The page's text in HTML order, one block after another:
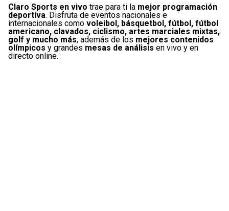
Selección Mexicana
Claro Sports en vivo trae para ti la mejor programación
deportiva. Disfruta de eventos nacionales e
internacionales como voleibol, básquetbol, fútbol, fútbol
americano, clavados, ciclismo, artes marciales mixtas,
golf y mucho más; además de los mejores contenidos
olímpicos y grandes mesas de análisis en vivo y en
directo online.